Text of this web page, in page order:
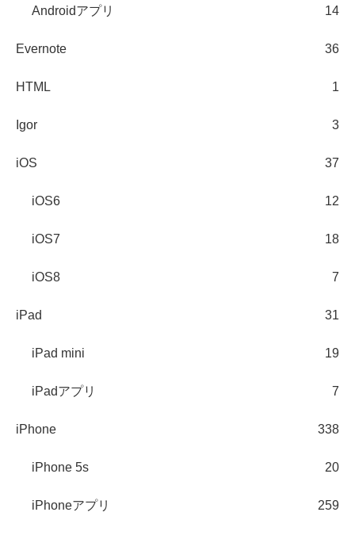
Androidアプリ 14
Evernote 36
HTML 1
Igor 3
iOS 37
iOS6 12
iOS7 18
iOS8 7
iPad 31
iPad mini 19
iPadアプリ 7
iPhone 338
iPhone 5s 20
iPhoneアプリ 259